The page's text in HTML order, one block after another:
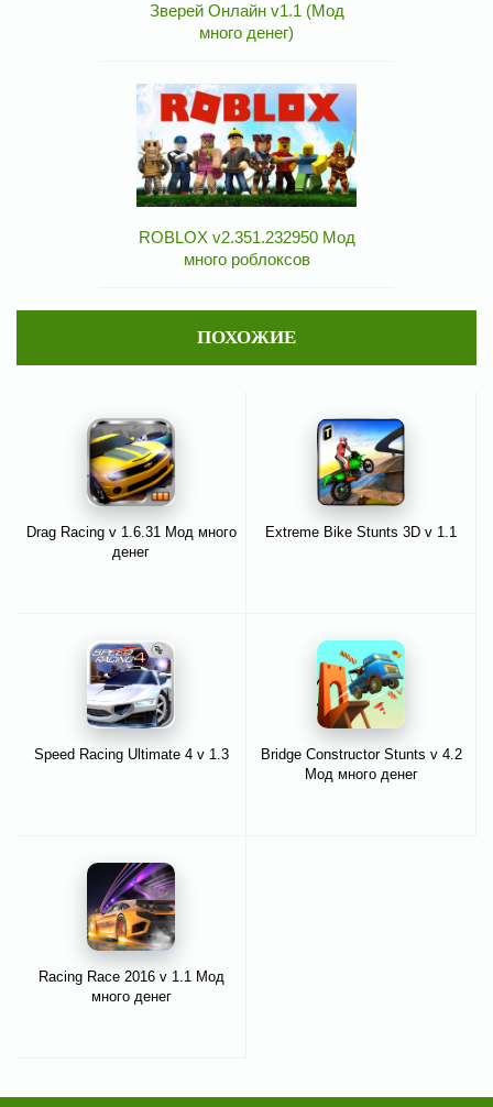
Зверей Онлайн v1.1 (Мод
много денег)
ROBLOX v2.351.232950 Мод
много роблоксов
ПОХОЖИЕ
Drag Racing v 1.6.31 Мод много
денег
Extreme Bike Stunts 3D v 1.1
Speed Racing Ultimate 4 v 1.3
Bridge Constructor Stunts v 4.2
Мод много денег
Racing Race 2016 v 1.1 Мод
много денег